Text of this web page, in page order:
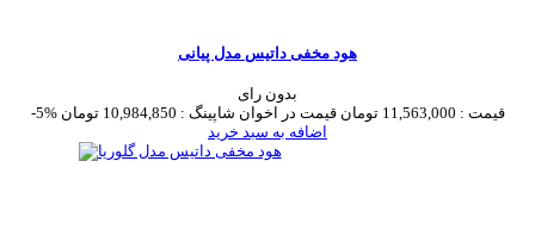
هود مخفی داتیس مدل پیانی
بدون رای
-5%
قیمت : 11,563,000 تومان قیمت در اخوان شاپینگ : 10,984,850 تومان
اضافه به سبد خرید